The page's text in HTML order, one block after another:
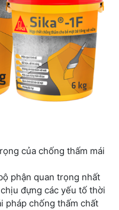
của chống thấm mái
phận quan trọng nhất
đựng các yếu tố thời
pháp chống thấm chất